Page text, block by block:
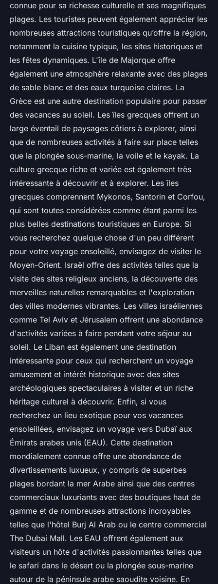
connue pour sa richesse culturelle et ses magnifiques
plages. Les touristes peuvent également apprécier les
nombreuses attractions touristiques qu’offre la région,
notamment la cuisine typique, les sites historiques et
les fêtes dynamiques. L'île de Majorque offre
également une atmosphère relaxante avec des plages
de sable blanc et des eaux turquoise claires. La
Grèce est une autre destination populaire pour passer
des vacances au soleil. Les îles grecques offrent un
large éventail de paysages côtiers à explorer, ainsi
que de nombreuses activités à faire sur place telles
que la plongée sous-marine, la voile et le kayak. La
culture grecque riche et variée est également très
intéressante à découvrir et à explorer. Les îles
grecques comprennent Mykonos, Santorin et Corfou,
qui sont toutes considérées comme étant parmi les
plus belles destinations touristiques en Europe. Si
vous recherchez quelque chose d'un peu différent
pour votre voyage ensoleillé, envisagez de visiter le
Moyen-Orient. Israël offre des activités telles que la
visite des sites religieux anciens, la découverte des
merveilles naturelles remarquables et l'exploration
des villes modernes vibrantes. Les villes israéliennes
comme Tel Aviv et Jérusalem offrent une abondance
d'activités variées à faire pendant votre séjour au
soleil. Le Liban est également une destination
intéressante pour ceux qui recherchent un voyage
amusement et intérêt historique avec des sites
archéologiques spectaculaires à visiter et un riche
héritage culturel à découvrir. Enfin, si vous
recherchez un lieu exotique pour vos vacances
ensoleillées, envisagez un voyage vers Dubaï aux
Émirats arabes unis (EAU). Cette destination
mondialement connue offre une abondance de
divertissements luxueux, y compris de superbes
plages bordant la mer Arabe ainsi que des centres
commerciaux luxuriants avec des boutiques haut de
gamme et de nombreuses attractions incroyables
telles que l'hôtel Burj Al Arab ou le centre commercial
The Dubai Mall. Les EAU offrent également aux
visiteurs un hôte d'activités passionnantes telles que
le safari dans le désert ou la plongée sous-marine
autour de la péninsule arabe saoudite voisine. En